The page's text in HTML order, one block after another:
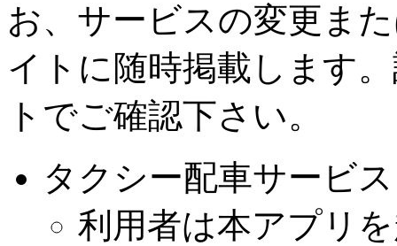
お、サービスの変更ま
イトに随時掲載します
トでご確認下さい。
タクシー配車サービス
利用者は本アプリ